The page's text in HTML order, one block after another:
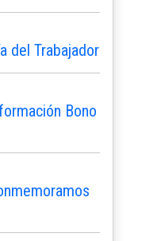
del Trabajador
Bono